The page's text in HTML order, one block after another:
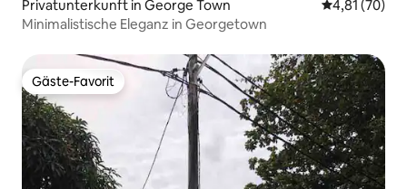
Privatunterkunft in George Town
4,81 (70)
Minimalistische Eleganz in Georgetown
Gäste-Favorit
Gäste-Favorit